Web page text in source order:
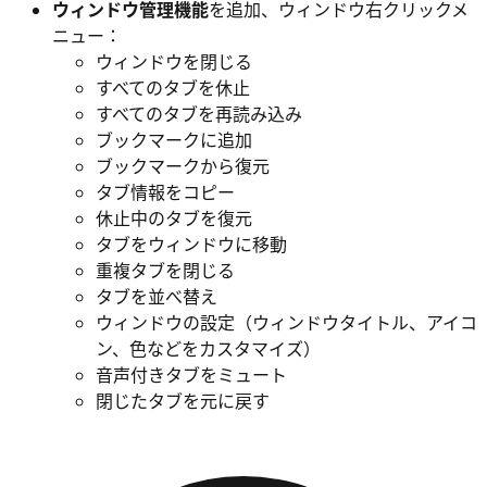
ウィンドウ管理機能を追加、ウィンドウ右クリックメ
ニュー：
ウィンドウを閉じる
すべてのタブを休止
すべてのタブを再読み込み
ブックマークに追加
ブックマークから復元
タブ情報をコピー
休止中のタブを復元
タブをウィンドウに移動
重複タブを閉じる
タブを並べ替え
ウィンドウの設定（ウィンドウタイトル、アイコ
ン、色などをカスタマイズ）
音声付きタブをミュート
閉じたタブを元に戻す